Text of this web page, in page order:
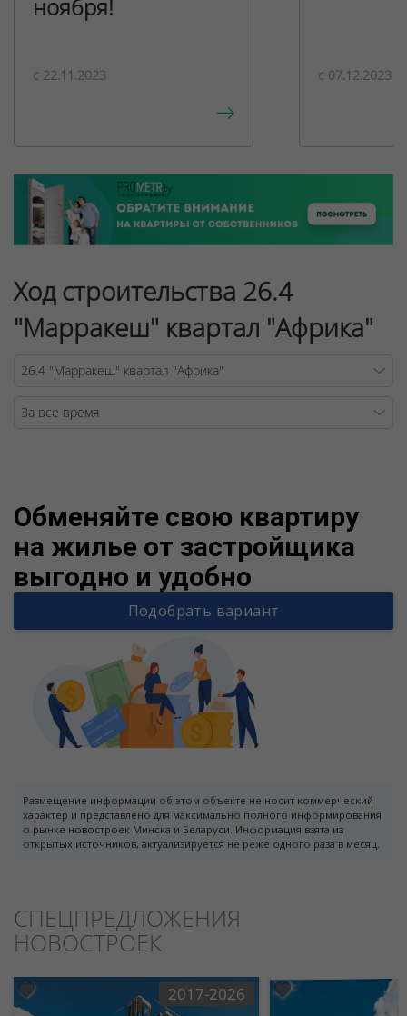
ноября!
c 22.11.2023 c 07.12.2023
Ход строительства 26.4
"Марракеш" квартал "Африка"
Обменяйте свою квартиру
на жилье от застройщика
выгодно и удобно
Подобрать вариант
Размещение информации об этом объекте не носит коммерческий
характер и представлено для максимально полного информирования
о рынке новостроек Минска и Беларуси. Информация взята из
открытых источников, актуализируется не реже одного раза в месяц.
СПЕЦПРЕДЛОЖЕНИЯ
НОВОСТРОЕК
2017-2026